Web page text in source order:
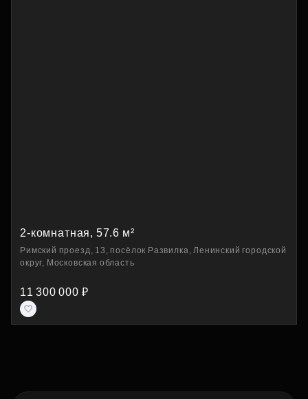
2-комнатная, 57.6 м²
Римский проезд, 13, посёлок Развилка, Ленинский городской
округ, Московская область
11 300 000 ₽